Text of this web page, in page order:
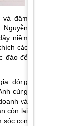
và đậm
Nguyễn
niềm
các
đáo để
đóng
cùng
và
còn lại
sóc con